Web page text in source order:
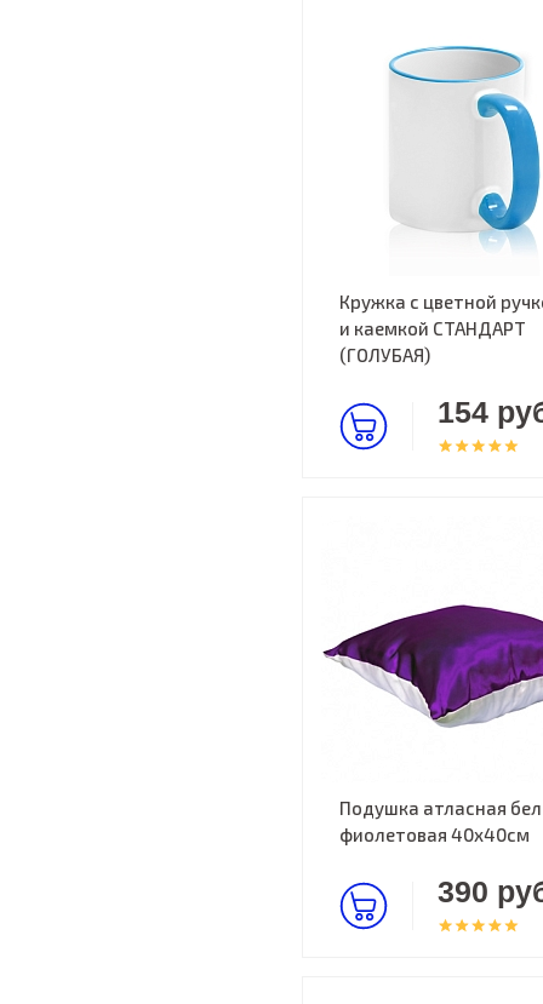
Кружка с цветной
и каемкой СТАНДАРТ
(ГОЛУБАЯ)
154
Подушка атласная
фиолетовая 40х40см
390